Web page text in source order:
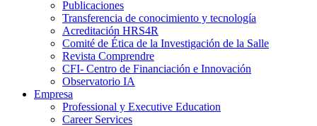
Publicaciones
Transferencia de conocimiento y tecnología
Acreditación HRS4R
Comité de Ética de la Investigación de la Salle
Revista Comprendre
CFI- Centro de Financiación e Innovación
Observatorio IA
Empresa
Professional y Executive Education
Career Services